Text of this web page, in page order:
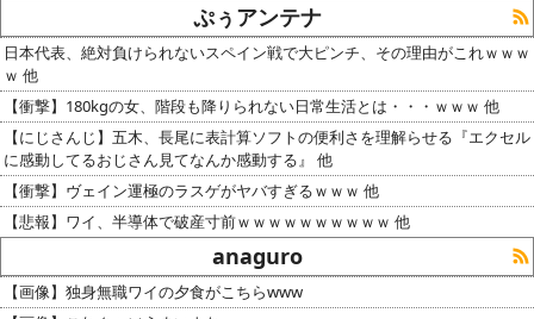
ぷぅアンテナ
日本代表、絶対負けられないスペイン戦で大ピンチ、その理由がこれｗｗｗ
ｗ 他
【衝撃】180kgの女、階段も降りられない日常生活とは・・・ｗｗｗ 他
【にじさんじ】五木、長尾に表計算ソフトの便利さを理解らせる『エクセル
に感動してるおじさん見てなんか感動する』 他
【衝撃】ヴェイン運極のラスゲがヤバすぎるｗｗｗ 他
【悲報】ワイ、半導体で破産寸前ｗｗｗｗｗｗｗｗｗｗ 他
anaguro
【画像】独身無職ワイの夕食がこちらwww